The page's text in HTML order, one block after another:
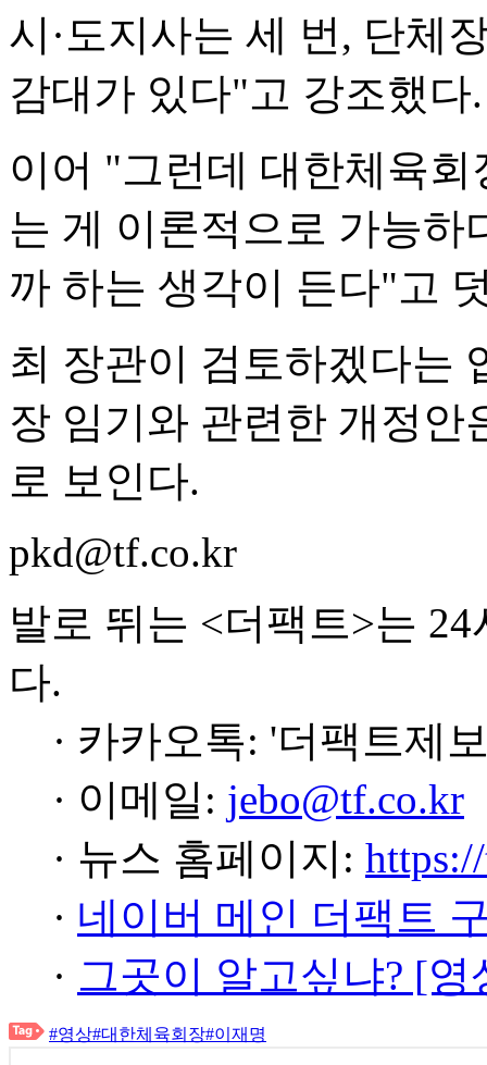
시·도지사는 세 번, 단체
감대가 있다"고 강조했다.
이어 "그런데 대한체육
는 게 이론적으로 가능하
까 하는 생각이 든다"고
최 장관이 검토하겠다는
장 임기와 관련한 개정안
로 보인다.
pkd@tf.co.kr
발로 뛰는 <더팩트>는
다.
· 카카오톡: '더팩트제
· 이메일: jebo@tf.co.kr
· 뉴스 홈페이지:
· 네이버 메인 더팩트
· 그곳이 알고싶냐? [
#영상#대한체육회장#이재명